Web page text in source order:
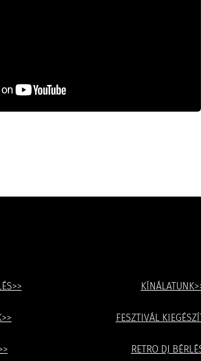
FESZTIVÁL
RETRO DJ